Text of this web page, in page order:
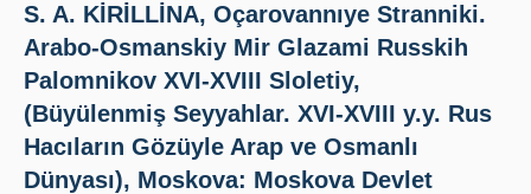
Journal Boards
Principles
Publication Policies
S. A. KİRİLLİNA, Oçarovannıye Stranniki.
Arabo-Osmanskiy Mir Glazami Russkih
Palomnikov XVI-XVIII Sloletiy,
(Büyülenmiş Seyyahlar. XVI-XVIII y.y. Rus
Hacıların Gözüyle Arap ve Osmanlı
Dünyası), Moskova: Moskova Devlet